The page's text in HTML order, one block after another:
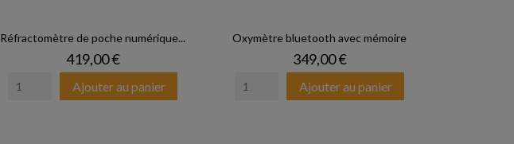
Réfractomètre de poche numérique...
Prix
419,00 €
Ajouter au panier
Oxymètre bluetooth avec mémoire
Prix
349,00 €
Ajouter au panier